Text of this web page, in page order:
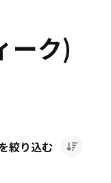
ーク)
絞り込む